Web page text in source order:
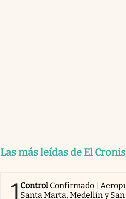
Las más leídas de El
1 Control Confirmado |
Santa Marta, Medellín y